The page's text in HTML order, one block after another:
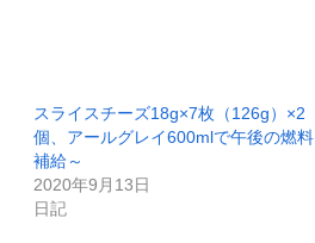
スライスチーズ18g×7枚（126g）×2
個、アールグレイ600mlで午後の燃料
補給～
2020年9月13日
日記